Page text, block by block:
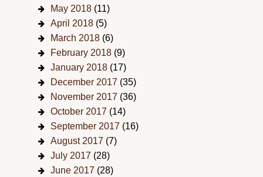
May 2018 (11)
April 2018 (5)
March 2018 (6)
February 2018 (9)
January 2018 (17)
December 2017 (35)
November 2017 (36)
October 2017 (14)
September 2017 (16)
August 2017 (7)
July 2017 (28)
June 2017 (28)